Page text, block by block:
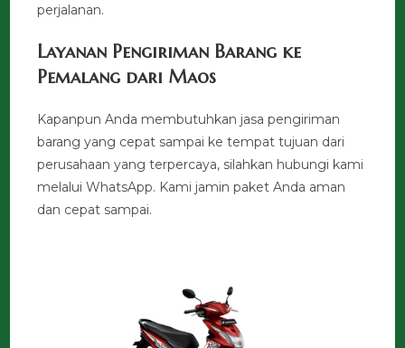
perjalanan.
Layanan Pengiriman Barang ke
Pemalang dari Maos
Kapanpun Anda membutuhkan jasa pengiriman
barang yang cepat sampai ke tempat tujuan dari
perusahaan yang terpercaya, silahkan hubungi kami
melalui WhatsApp. Kami jamin paket Anda aman
dan cepat sampai.